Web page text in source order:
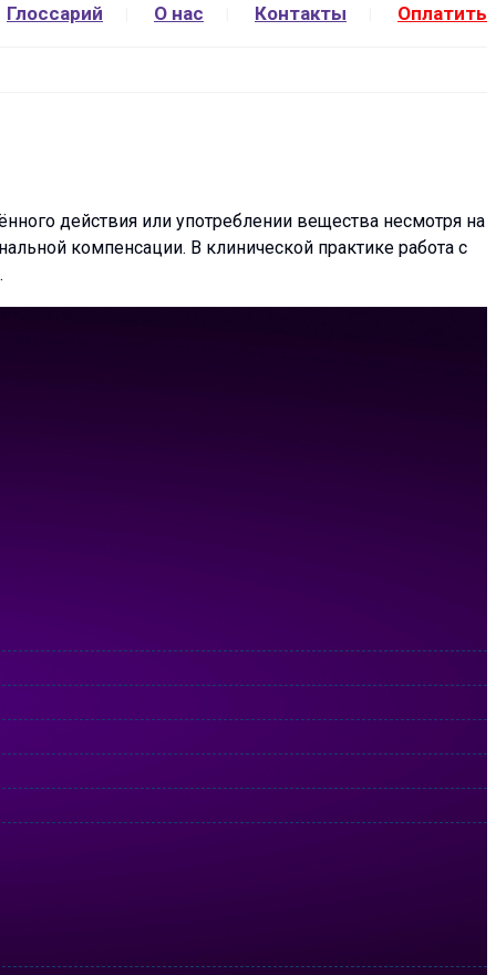
Глоссарий О нас Контакты Оплатить
действия или употреблении вещества несмотря на
компенсации. В клинической практике работа с